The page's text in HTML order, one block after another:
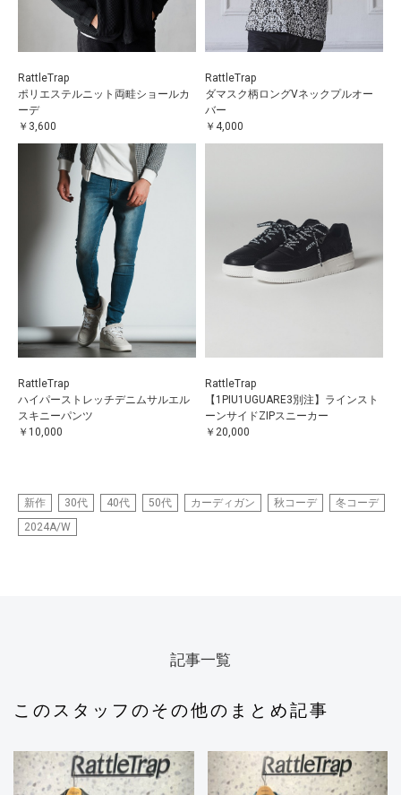
RattleTrap
ポリエステルニット両畦ショールカ
ーデ
￥3,600
RattleTrap
ダマスク柄ロングVネックプルオー
バー
￥4,000
RattleTrap
ハイパーストレッチデニムサルエル
スキニーパンツ
￥10,000
RattleTrap
【1PIU1UGUARE3別注】ラインスト
ーンサイドZIPスニーカー
￥20,000
新作 30代 40代 50代 カーディガン 秋コーデ
冬コーデ
2024A/W
記事一覧
このスタッフのその他のまとめ記事